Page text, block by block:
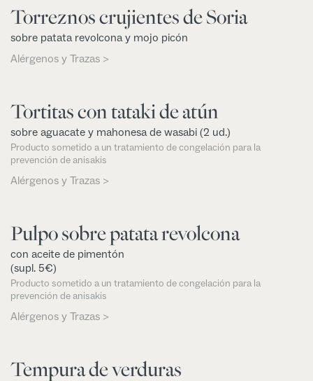
Torreznos crujientes de Soria
sobre patata revolcona y mojo picón
Alérgenos y Trazas >
Tortitas con tataki de atún
sobre aguacate y mahonesa de wasabi (2 ud.)
Producto sometido a un tratamiento de congelación para la
prevención de anisakis
Alérgenos y Trazas >
Pulpo sobre patata revolcona
con aceite de pimentón
(supl. 5€)
Producto sometido a un tratamiento de congelación para la
prevención de anisakis
Alérgenos y Trazas >
Tempura de verduras